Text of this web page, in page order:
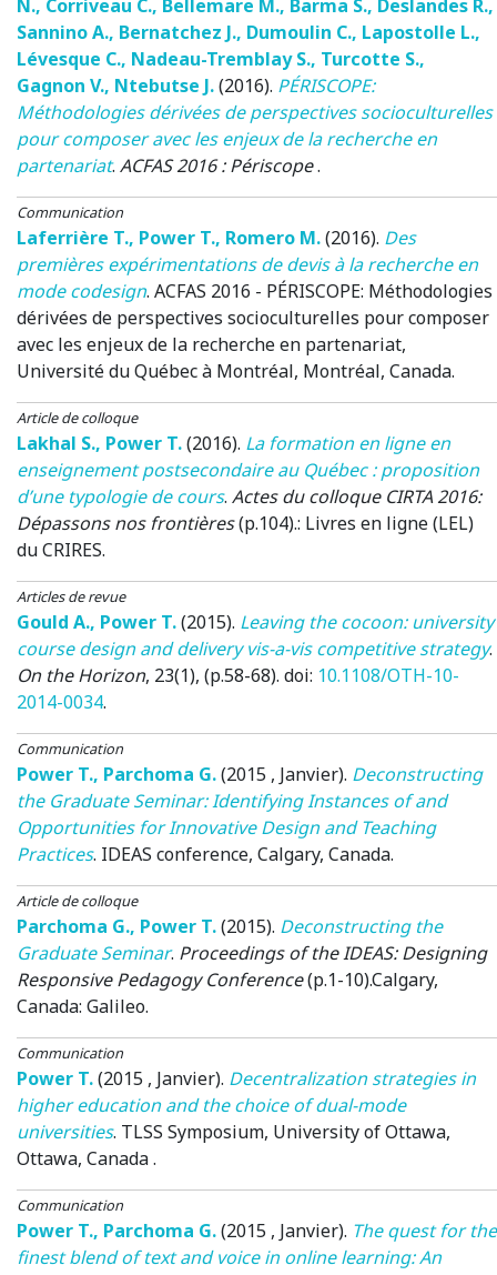
N., Corriveau C., Bellemare M., Barma S., Deslandes R.,
Sannino A., Bernatchez J., Dumoulin C., Lapostolle L.,
Lévesque C., Nadeau-Tremblay S., Turcotte S.,
Gagnon V., Ntebutse J.(2016). PÉRISCOPE:​ ​
Méthodologies dérivées de perspectives socioculturelles
pour composer avec les enjeux de la recherche en
partenariat. ACFAS 2016 : Périscope.
Communication
Laferrière T., Power T., Romero M.(2016). Des
premières expérimentations de devis à la recherche en
mode codesign. ACFAS 2016 - PÉRISCOPE: Méthodologies
dérivées de perspectives socioculturelles pour composer
avec les enjeux de la recherche en partenariat,
Université du Québec à Montréal, Montréal, Canada.
Article de colloque
Lakhal S., Power T.(2016). La formation en ligne en
enseignement postsecondaire au Québec : proposition
d’une typologie de cours. Actes du colloque CIRTA 2016:
Dépassons nos frontières(p.104).: Livres en ligne (LEL)
du CRIRES.
Articles de revue
Gould A., Power T.(2015). Leaving the cocoon: university
course design and delivery vis-a-vis competitive strategy.
On the Horizon, 23(1), (p.58-68). doi: 10.1108/OTH-10-
2014-0034.
Communication
Power T., Parchoma G.(2015 , Janvier). Deconstructing
the Graduate Seminar: Identifying Instances of and
Opportunities for Innovative Design and Teaching
Practices. IDEAS conference, Calgary, Canada.
Article de colloque
Parchoma G., Power T.(2015). Deconstructing the
Graduate Seminar. Proceedings of the IDEAS: Designing
Responsive Pedagogy Conference(p.1-10).Calgary,
Canada: Galileo.
Communication
Power T.(2015 , Janvier). Decentralization strategies in
higher education and the choice of dual-mode
universities. TLSS Symposium, University of Ottawa,
Ottawa, Canada .
Communication
Power T., Parchoma G.(2015 , Janvier). The quest for the
finest blend of text and voice in online learning: An